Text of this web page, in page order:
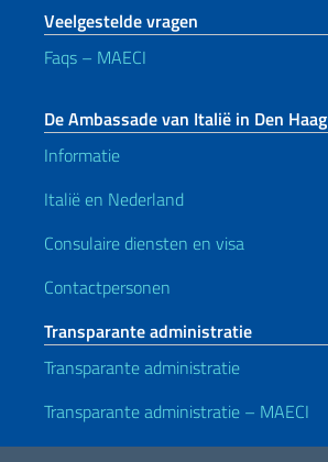
Veelgestelde vragen
Faqs – MAECI
De Ambassade van Italië in Den Haag
Informatie
Italië en Nederland
Consulaire diensten en visa
Contactpersonen
Transparante administratie
Transparante administratie
Transparante administratie – MAECI